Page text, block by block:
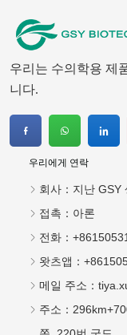
우리는 수의학용 제
니다.
우리에게 연락
회사： 지난 GSY
접촉： 아론
전화：
왓츠앱：
메일 주소：
주소：